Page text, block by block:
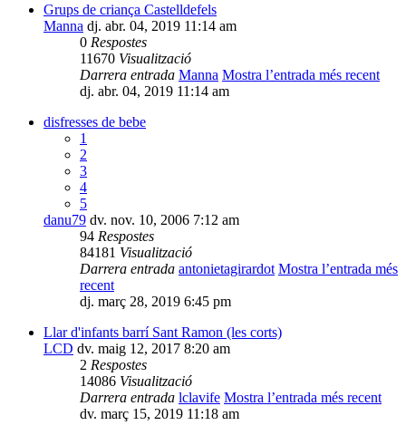
Grups de criança Castelldefels
Manna dj. abr. 04, 2019 11:14 am
0 Respostes
11670 Visualització
Darrera entrada Manna Mostra l’entrada més recent
dj. abr. 04, 2019 11:14 am
disfresses de bebe
1
2
3
4
5
danu79 dv. nov. 10, 2006 7:12 am
94 Respostes
84181 Visualització
Darrera entrada antonietagirardot Mostra l’entrada més
recent
dj. març 28, 2019 6:45 pm
Llar d'infants barrí Sant Ramon (les corts)
LCD dv. maig 12, 2017 8:20 am
2 Respostes
14086 Visualització
Darrera entrada lclavife Mostra l’entrada més recent
dv. març 15, 2019 11:18 am